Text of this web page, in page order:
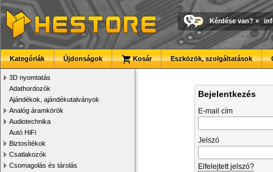
Kérdése van? »
Kategóriák Újdonságok Kosár Eszközök, szolgáltatások
3D nyomtatás
Adathordozók
Ajándékok, ajándékutalványok
Analóg áramkörök
Audiotechnika
Autó HiFi
Biztosítékok
Csatlakozók
Csomagolás és tárolás
Bejelentkezés
E-mail cím
Jelszó
Elfelejtett jelszó?